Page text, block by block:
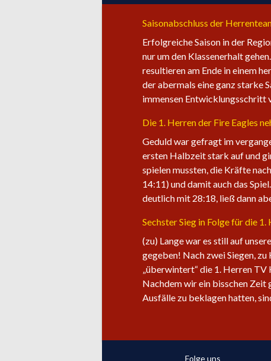
Saisonabschluss der
Erfolgreiche Saison in der
nur um den Klassenerhalt
resultieren am Ende in einem
der abermals eine ganz starke
immensen Entwicklungsschritt
Die 1. Herren der Fire Eagles
Geduld war gefragt im
ersten Halbzeit stark auf und
spielen mussten, die Kräfte
14:11) und damit auch das
deutlich mit 28:18, ließ dann
Sechster Sieg in Folge für die
(zu) Lange war es still auf
gegeben! Nach zwei Siegen,
„überwintert“ die 1. Herren TV
Nachdem wir ein bisschen Zeit
Ausfälle zu beklagen hatten,
Folge uns